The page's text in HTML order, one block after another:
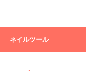
ネイルツール